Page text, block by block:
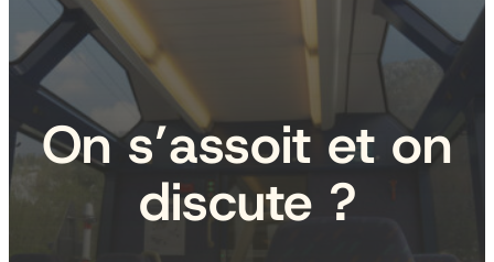
On s’assoit et on
discute ?